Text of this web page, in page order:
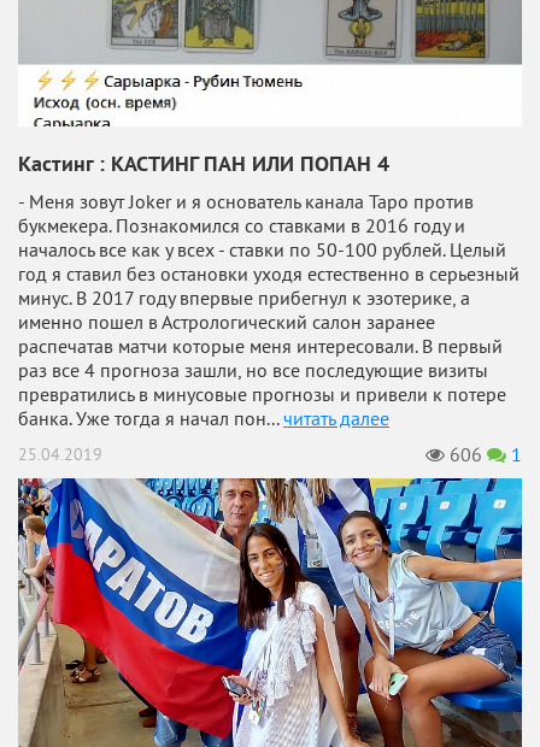
Кастинг : КАСТИНГ ПАН ИЛИ ПОПАН 4
- Меня зовут Joker и я основатель канала Таро против
букмекера. Познакомился со ставками в 2016 году и
началось все как у всех - ставки по 50-100 рублей. Целый
год я ставил без остановки уходя естественно в серьезный
минус. В 2017 году впервые прибегнул к эзотерике, а
именно пошел в Астрологический салон заранее
распечатав матчи которые меня интересовали. В первый
раз все 4 прогноза зашли, но все последующие визиты
превратились в минусовые прогнозы и привели к потере
банка. Уже тогда я начал пон...читать далее
25.04.2019 606 1